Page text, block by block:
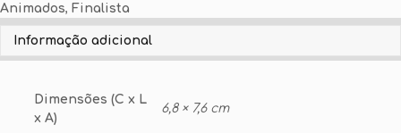
Animados, Finalista
Personalize aqui o seu Emblema
Informação adicional
Dimensões (C x L
x A)
6,8 × 7,6 cm